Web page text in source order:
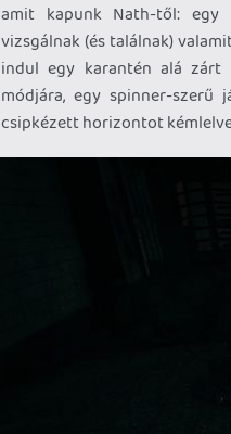
amit kapunk Nath-től: egy
vizsgálnak (és találnak)
indul egy karantén alá zárt
módjára, egy spinner-szerű
csipkézett horizontot